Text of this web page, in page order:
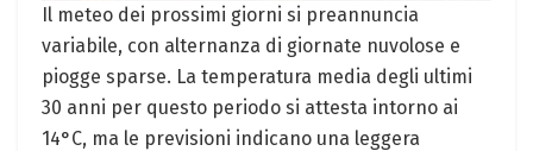
Il meteo dei prossimi giorni si preannuncia
variabile, con alternanza di giornate nuvolose e
piogge sparse. La temperatura media degli ultimi
30 anni per questo periodo si attesta intorno ai
14°C, ma le previsioni indicano una leggera